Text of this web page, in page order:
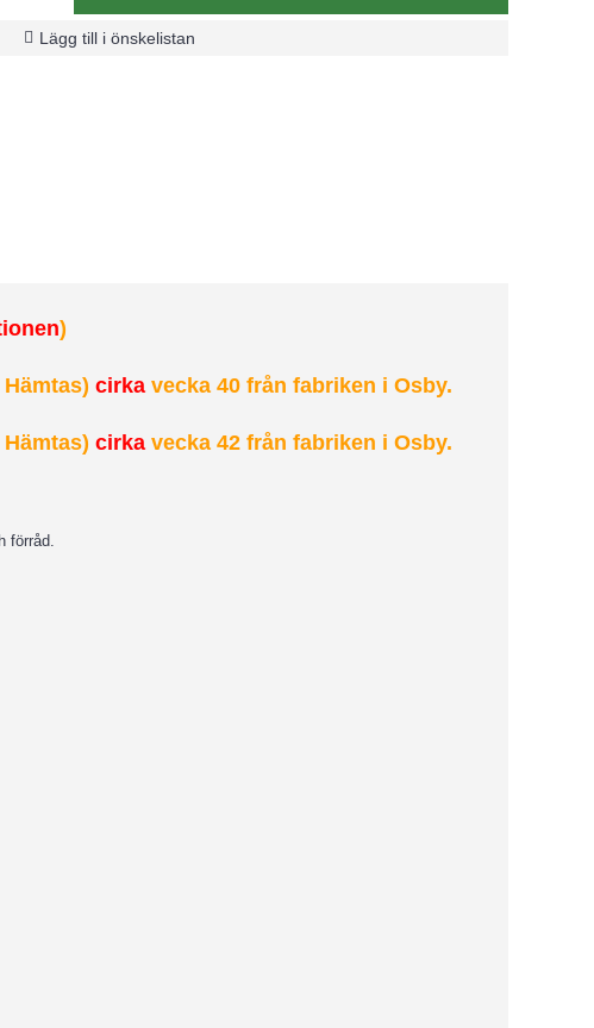
Lägg till i önskelistan
)
cirka vecka 40 från fabriken i Osby.
cirka vecka 42 från fabriken i Osby.
förråd.